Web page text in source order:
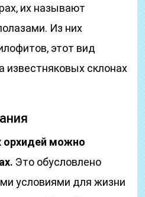
их называют
Из них
этот вид
известняковых склонах
орхидей можно
Это обусловлено
условиями для жизни